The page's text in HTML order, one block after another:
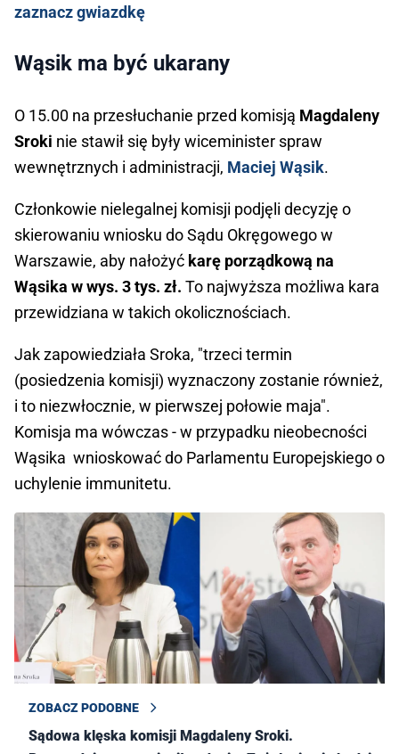
zaznacz gwiazdkę
Wąsik ma być ukarany
O 15.00 na przesłuchanie przed komisją Magdaleny
Sroki nie stawił się były wiceminister spraw
wewnętrznych i administracji, Maciej Wąsik.
Członkowie nielegalnej komisji podjęli decyzję o
skierowaniu wniosku do Sądu Okręgowego w
Warszawie, aby nałożyć karę porządkową na
Wąsika w wys. 3 tys. zł. To najwyższa możliwa kara
przewidziana w takich okolicznościach.
Jak zapowiedziała Sroka, "trzeci termin
(posiedzenia komisji) wyznaczony zostanie również,
i to niezwłocznie, w pierwszej połowie maja".
Komisja ma wówczas - w przypadku nieobecności
Wąsika wnioskować do Parlamentu Europejskiego o
uchylenie immunitetu.
ZOBACZ PODOBNE
Sądowa klęska komisji Magdaleny Sroki.